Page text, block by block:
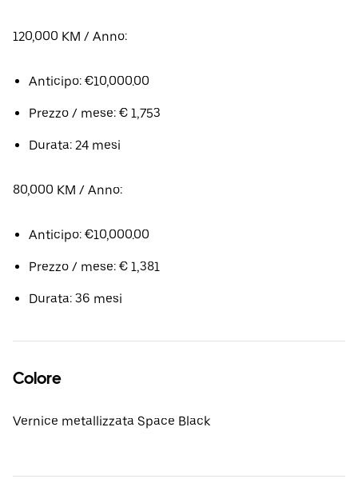
120,000 KM / Anno:
Anticipo: €10,000.00
Prezzo / mese: € 1,753
Durata: 24 mesi
80,000 KM / Anno:
Anticipo: €10,000.00
Prezzo / mese: € 1,381
Durata: 36 mesi
Colore
Vernice metallizzata Space Black